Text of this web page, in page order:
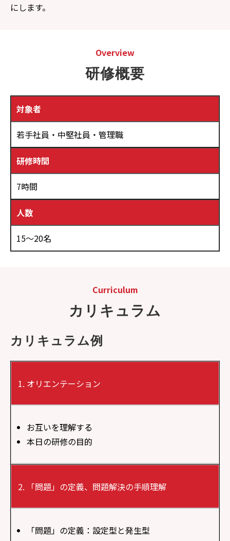
にします。
Overview
研修概要
対象者
若手社員・中堅社員・管理職
研修時間
7時間
人数
15～20名
Curriculum
カリキュラム
カリキュラム例
オリエンテーション
お互いを理解する
本日の研修の目的
「問題」の定義、問題解決の手順理解
「問題」の定義：設定型と発生型